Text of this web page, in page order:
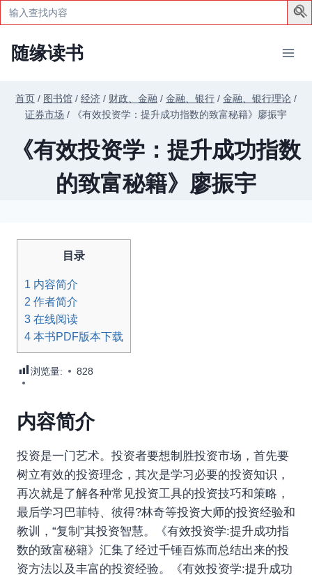
Search
for:
随缘读书
首页 / 图书馆 / 经济 / 财政、金融 / 金融、银行 / 金融、银行理论 /
证券市场 / 《有效投资学：提升成功指数的致富秘籍》廖振宇
《有效投资学：提升成功指数
的致富秘籍》廖振宇
目录
1 内容简介
2 作者简介
3 在线阅读
4 本书PDF版本下载
浏览量: 828
内容简介
投资是一门艺术。投资者要想制胜投资市场，首先要
树立有效的投资理念，其次是学习必要的投资知识，
再次就是了解各种常见投资工具的投资技巧和策略，
最后学习巴菲特、彼得?林奇等投资大师的投资经验和
教训，“复制”其投资智慧。《有效投资学:提升成功指
数的致富秘籍》汇集了经过千锤百炼而总结出来的投
资方法以及丰富的投资经验。《有效投资学:提升成功